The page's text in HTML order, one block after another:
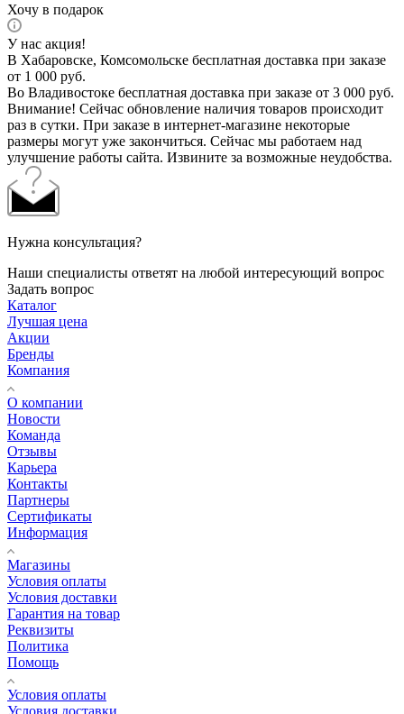
Хочу в подарок
У нас акция!
В Хабаровске, Комсомольске бесплатная доставка при заказе
от 1 000 руб.
Во Владивостоке бесплатная доставка при заказе от 3 000 руб.
Внимание! Сейчас обновление наличия товаров происходит
раз в сутки. При заказе в интернет-магазине некоторые
размеры могут уже закончиться. Сейчас мы работаем над
улучшение работы сайта. Извините за возможные неудобства.
Нужна консультация?
Наши специалисты ответят на любой интересующий вопрос
Задать вопрос
Каталог
Лучшая цена
Акции
Бренды
Компания
О компании
Новости
Команда
Отзывы
Карьера
Контакты
Партнеры
Сертификаты
Информация
Магазины
Условия оплаты
Условия доставки
Гарантия на товар
Реквизиты
Политика
Помощь
Условия оплаты
Условия доставки